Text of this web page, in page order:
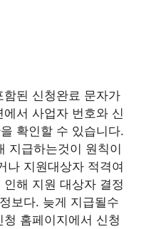
된 신청완료 문자가
서 사업자 번호와 신
확인할 수 있습니다.
지급하는것이 원칙이
나 지원대상자 적격여
해 지원 대상자 결정
보다. 늦게 지급될수
홈페이지에서 신청